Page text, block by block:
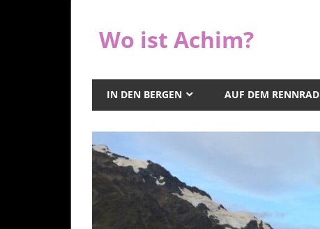
springenWo ist Achim?
IN DEN BERGEN AUF DEM RENNRAD